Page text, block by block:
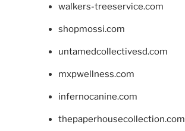
walkers-treeservice.com
shopmossi.com
untamedcollectivesd.com
mxpwellness.com
infernocanine.com
thepaperhousecollection.com